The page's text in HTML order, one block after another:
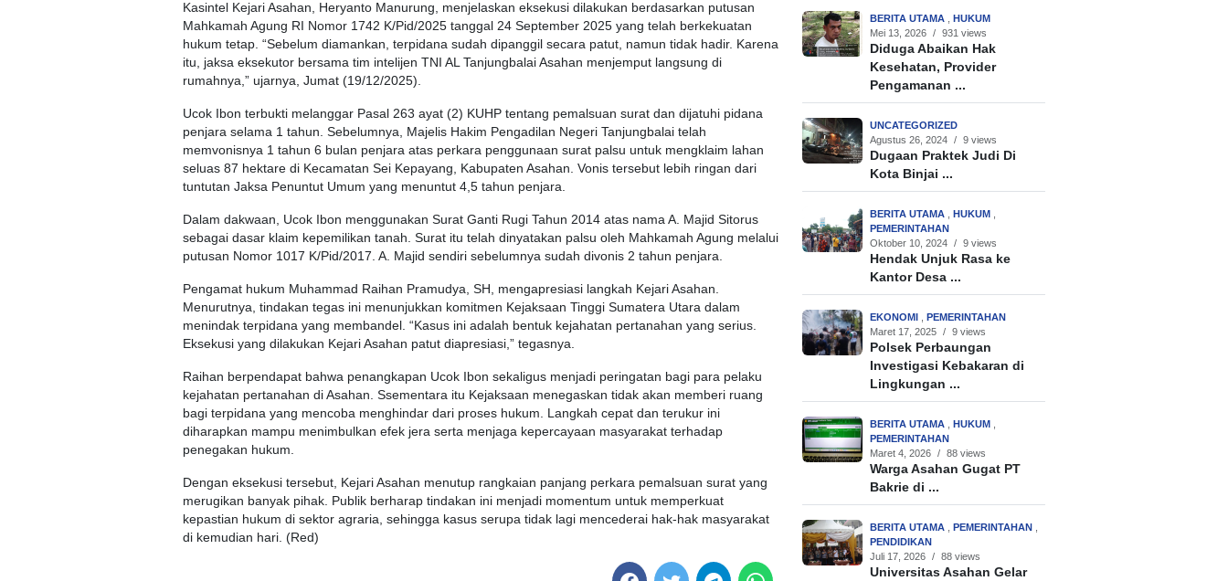
Kasintel Kejari Asahan, Heryanto Manurung, menjelaskan eksekusi dilakukan berdasarkan putusan
Mahkamah Agung RI Nomor 1742 K/Pid/2025 tanggal 24 September 2025 yang telah berkekuatan
hukum tetap. “Sebelum diamankan, terpidana sudah dipanggil secara patut, namun tidak hadir. Karena
itu, jaksa eksekutor bersama tim intelijen TNI AL Tanjungbalai Asahan menjemput langsung di
rumahnya,” ujarnya, Jumat (19/12/2025).
Ucok Ibon terbukti melanggar Pasal 263 ayat (2) KUHP tentang pemalsuan surat dan dijatuhi pidana
penjara selama 1 tahun. Sebelumnya, Majelis Hakim Pengadilan Negeri Tanjungbalai telah
memvonisnya 1 tahun 6 bulan penjara atas perkara penggunaan surat palsu untuk mengklaim lahan
seluas 87 hektare di Kecamatan Sei Kepayang, Kabupaten Asahan. Vonis tersebut lebih ringan dari
tuntutan Jaksa Penuntut Umum yang menuntut 4,5 tahun penjara.
Dalam dakwaan, Ucok Ibon menggunakan Surat Ganti Rugi Tahun 2014 atas nama A. Majid Sitorus
sebagai dasar klaim kepemilikan tanah. Surat itu telah dinyatakan palsu oleh Mahkamah Agung melalui
putusan Nomor 1017 K/Pid/2017. A. Majid sendiri sebelumnya sudah divonis 2 tahun penjara.
Pengamat hukum Muhammad Raihan Pramudya, SH, mengapresiasi langkah Kejari Asahan.
Menurutnya, tindakan tegas ini menunjukkan komitmen Kejaksaan Tinggi Sumatera Utara dalam
menindak terpidana yang membandel. “Kasus ini adalah bentuk kejahatan pertanahan yang serius.
Eksekusi yang dilakukan Kejari Asahan patut diapresiasi,” tegasnya.
Raihan berpendapat bahwa penangkapan Ucok Ibon sekaligus menjadi peringatan bagi para pelaku
kejahatan pertanahan di Asahan. Ssementara itu Kejaksaan menegaskan tidak akan memberi ruang
bagi terpidana yang mencoba menghindar dari proses hukum. Langkah cepat dan terukur ini
diharapkan mampu menimbulkan efek jera serta menjaga kepercayaan masyarakat terhadap
penegakan hukum.
Dengan eksekusi tersebut, Kejari Asahan menutup rangkaian panjang perkara pemalsuan surat yang
merugikan banyak pihak. Publik berharap tindakan ini menjadi momentum untuk memperkuat
kepastian hukum di sektor agraria, sehingga kasus serupa tidak lagi mencederai hak-hak masyarakat
di kemudian hari. (Red)
BERITA UTAMA , HUKUM
Mei 13, 2026
/ 931 views
Diduga Abaikan Hak
Kesehatan, Provider
Pengamanan ...
UNCATEGORIZED
Agustus 26, 2024
/ 9 views
Dugaan Praktek Judi Di
Kota Binjai ...
BERITA UTAMA , HUKUM ,
PEMERINTAHAN
Oktober 10, 2024
/ 9 views
Hendak Unjuk Rasa ke
Kantor Desa ...
EKONOMI , PEMERINTAHAN
Maret 17, 2025
/ 9 views
Polsek Perbaungan
Investigasi Kebakaran di
Lingkungan ...
BERITA UTAMA , HUKUM ,
PEMERINTAHAN
Maret 4, 2026
/ 88 views
Warga Asahan Gugat PT
Bakrie di ...
BERITA UTAMA , PEMERINTAHAN ,
PENDIDIKAN
Juli 17, 2026
/ 88 views
Universitas Asahan Gelar